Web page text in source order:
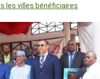
les villes bénéficiaires